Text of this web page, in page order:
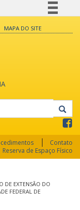
Legislação
Canais
MAPA DO SITE
Contato
Reserva de Espaço Físico
DE EXTENSÃO DO
FEDERAL DE